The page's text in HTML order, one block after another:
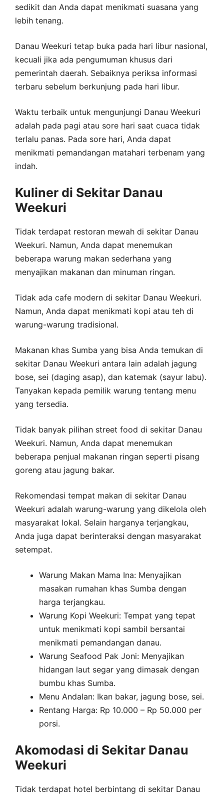
sedikit dan Anda dapat menikmati suasana yang
lebih tenang.
Danau Weekuri tetap buka pada hari libur nasional,
kecuali jika ada pengumuman khusus dari
pemerintah daerah. Sebaiknya periksa informasi
terbaru sebelum berkunjung pada hari libur.
Waktu terbaik untuk mengunjungi Danau Weekuri
adalah pada pagi atau sore hari saat cuaca tidak
terlalu panas. Pada sore hari, Anda dapat
menikmati pemandangan matahari terbenam yang
indah.
Kuliner di Sekitar Danau
Weekuri
Tidak terdapat restoran mewah di sekitar Danau
Weekuri. Namun, Anda dapat menemukan
beberapa warung makan sederhana yang
menyajikan makanan dan minuman ringan.
Tidak ada cafe modern di sekitar Danau Weekuri.
Namun, Anda dapat menikmati kopi atau teh di
warung-warung tradisional.
Makanan khas Sumba yang bisa Anda temukan di
sekitar Danau Weekuri antara lain adalah jagung
bose, sei (daging asap), dan katemak (sayur labu).
Tanyakan kepada pemilik warung tentang menu
yang tersedia.
Tidak banyak pilihan street food di sekitar Danau
Weekuri. Namun, Anda dapat menemukan
beberapa penjual makanan ringan seperti pisang
goreng atau jagung bakar.
Rekomendasi tempat makan di sekitar Danau
Weekuri adalah warung-warung yang dikelola oleh
masyarakat lokal. Selain harganya terjangkau,
Anda juga dapat berinteraksi dengan masyarakat
setempat.
Warung Makan Mama Ina: Menyajikan
masakan rumahan khas Sumba dengan
harga terjangkau.
Warung Kopi Weekuri: Tempat yang tepat
untuk menikmati kopi sambil bersantai
menikmati pemandangan danau.
Warung Seafood Pak Joni: Menyajikan
hidangan laut segar yang dimasak dengan
bumbu khas Sumba.
Menu Andalan: Ikan bakar, jagung bose, sei.
Rentang Harga: Rp 10.000 – Rp 50.000 per
porsi.
Akomodasi di Sekitar Danau
Weekuri
Tidak terdapat hotel berbintang di sekitar Danau